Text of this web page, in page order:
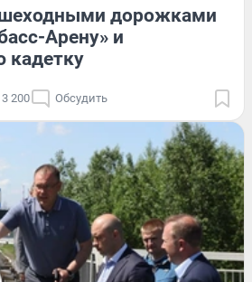
дорожками
Арену» и
кадетку
3 200 Обсудить